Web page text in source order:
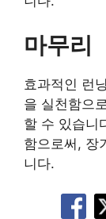
마무리
효과적인 런
을 실천함으
할 수 있습니
함으로써, 장
니다.